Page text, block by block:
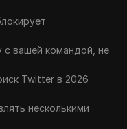
с вашей командой, не
Twitter в 2026
несколькими